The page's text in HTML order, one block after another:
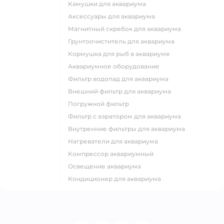
камушки для аквариума
аксессуары для аквариума
магнитный скребок для аквариума
грунтоочиститель для аквариума
кормушка для рыб в аквариуме
аквариумное оборудование
фильтр водопад для аквариума
внешний фильтр для аквариума
погружной фильтр
фильтр с аэратором для аквариума
внутренние фильтры для аквариума
нагреватели для аквариума
компрессор аквариумный
освещение аквариума
кондиционер для аквариума